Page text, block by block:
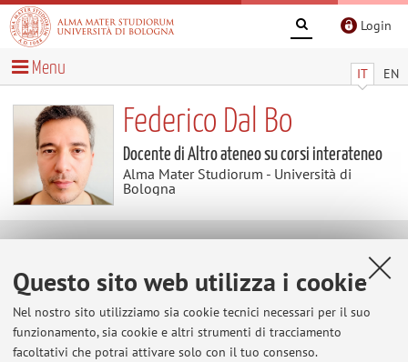
Questo sito web utilizza i cookie
Nel nostro sito utilizziamo sia cookie tecnici necessari per il suo
funzionamento, sia cookie e altri strumenti di tracciamento
facoltativi che potrai attivare solo con il tuo consenso.
Login
IT EN
Menu
Federico Dal Bo
Docente di Altro ateneo su corsi interateneo
Alma Mater Studiorum - Università di
Bologna